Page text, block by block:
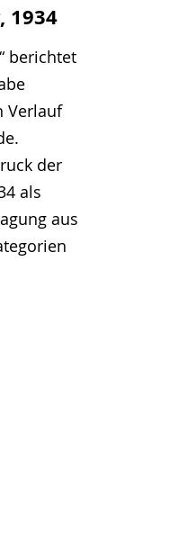
1934
berichtet
Verlauf
der
als
aus